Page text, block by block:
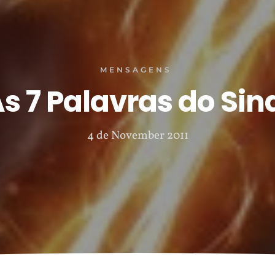
MENSAGENS
7 Palavras do
4 de November 2011